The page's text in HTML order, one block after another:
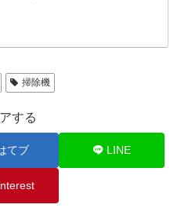
掃除機
する
てブ LINE